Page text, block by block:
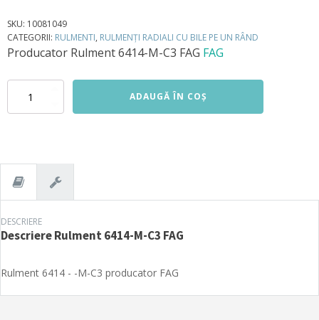
SKU: 10081049
CATEGORII: RULMENTI, RULMENȚI RADIALI CU BILE PE UN RÂND
Producator Rulment 6414-M-C3 FAG FAG
Cantitate
ADAUGĂ ÎN COȘ
DESCRIERE
DescriereRulment 6414-M-C3 FAG
Rulment 6414 - -M-C3 producator FAG